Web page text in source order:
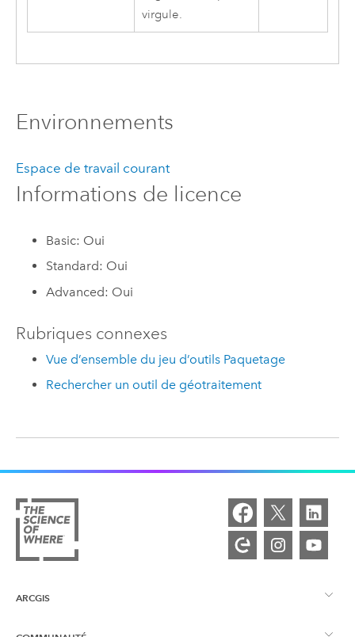
virgule.
Environnements
Espace de travail courant
Informations de licence
Basic: Oui
Standard: Oui
Advanced: Oui
Rubriques connexes
Vue d’ensemble du jeu d’outils Paquetage
Rechercher un outil de géotraitement
ARCGIS